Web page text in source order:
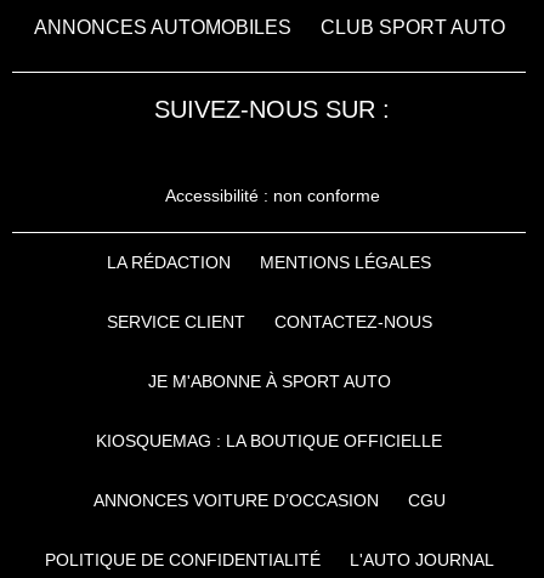
ANNONCES AUTOMOBILES
CLUB SPORT AUTO
SUIVEZ-NOUS SUR :
Accessibilité : non conforme
LA RÉDACTION MENTIONS LÉGALES
SERVICE CLIENT CONTACTEZ-NOUS
JE M'ABONNE À SPORT AUTO
KIOSQUEMAG : LA BOUTIQUE OFFICIELLE
ANNONCES VOITURE D’OCCASION CGU
POLITIQUE DE CONFIDENTIALITÉ L'AUTO JOURNAL